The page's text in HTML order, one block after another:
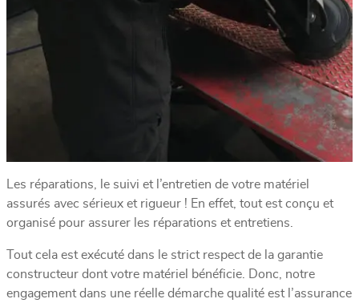
Les réparations, le suivi et l’entretien de votre matériel
assurés avec sérieux et rigueur ! En effet, tout est conçu et
organisé pour assurer les réparations et entretiens.
Tout cela est exécuté dans le strict respect de la garantie
constructeur dont votre matériel bénéficie. Donc, notre
engagement dans une réelle démarche qualité est l’assurance